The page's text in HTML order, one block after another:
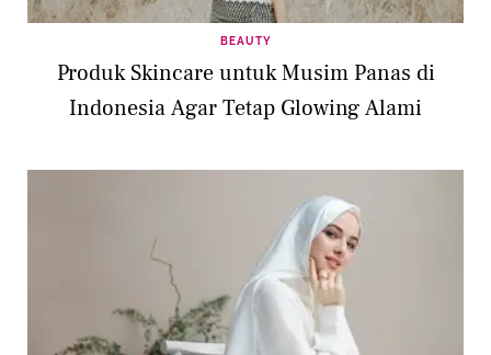
BEAUTY
Produk Skincare untuk Musim Panas di
Indonesia Agar Tetap Glowing Alami